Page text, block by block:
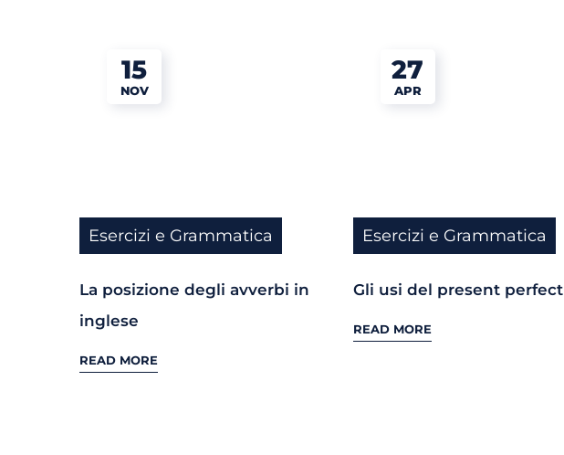
15
NOV
Esercizi e Grammatica
La posizione degli avverbi in
inglese
READ MORE
27
APR
Esercizi e Grammatica
Gli usi del present perfect
READ MORE